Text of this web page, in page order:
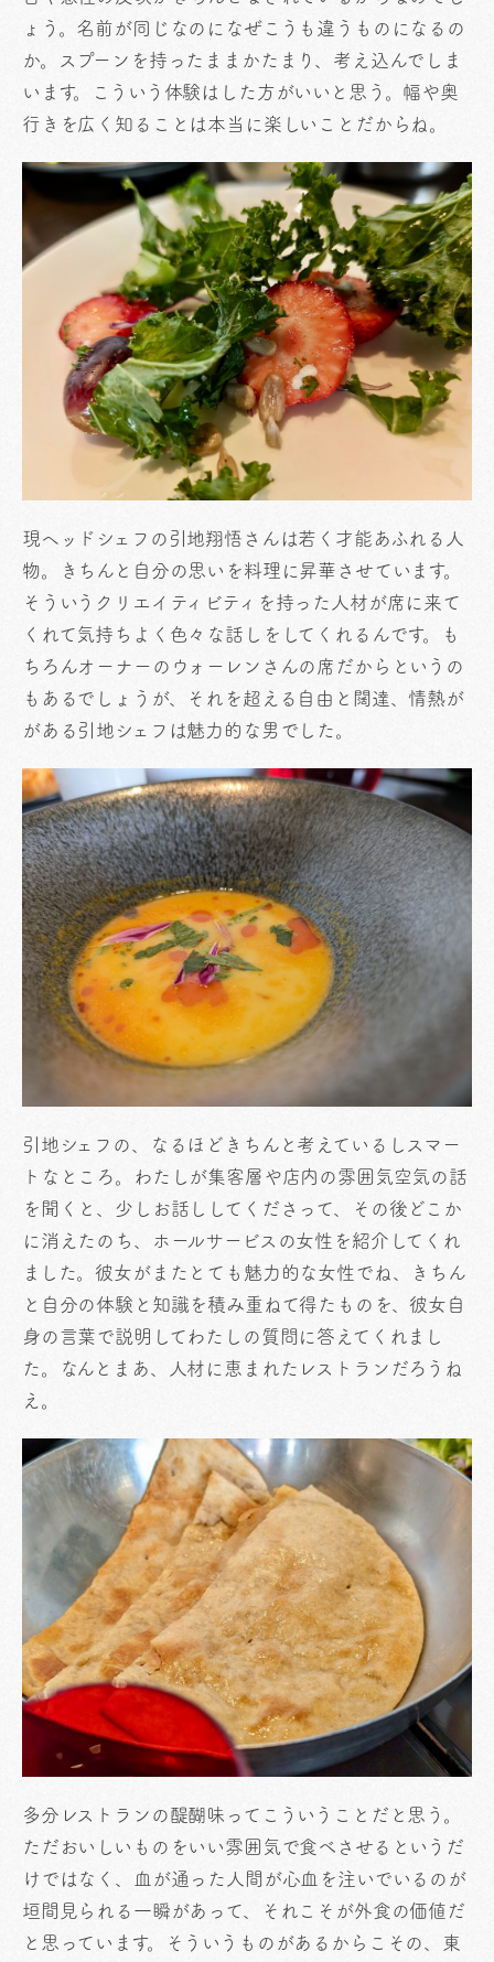
ょう。名前が同じなのになぜこうも違うものになるの
か。スプーンを持ったままかたまり、考え込んでしま
います。こういう体験はした方がいいと思う。幅や奥
行きを広く知ることは本当に楽しいことだからね。
現ヘッドシェフの引地翔悟さんは若く才能あふれる人
物。きちんと自分の思いを料理に昇華させています。
そういうクリエイティビティを持った人材が席に来て
くれて気持ちよく色々な話しをしてくれるんです。も
ちろんオーナーのウォーレンさんの席だからというの
もあるでしょうが、それを超える自由と闊達、情熱が
がある引地シェフは魅力的な男でした。
引地シェフの、なるほどきちんと考えているしスマー
トなところ。わたしが集客層や店内の雰囲気空気の話
を聞くと、少しお話ししてくださって、その後どこか
に消えたのち、ホールサービスの女性を紹介してくれ
ました。彼女がまたとても魅力的な女性でね、きちん
と自分の体験と知識を積み重ねて得たものを、彼女自
身の言葉で説明してわたしの質問に答えてくれまし
た。なんとまあ、人材に恵まれたレストランだろうね
え。
多分レストランの醍醐味ってこういうことだと思う。
ただおいしいものをいい雰囲気で食べさせるというだ
けではなく、血が通った人間が心血を注いでいるのが
垣間見られる一瞬があって、それこそが外食の価値だ
と思っています。そういうものがあるからこその、東